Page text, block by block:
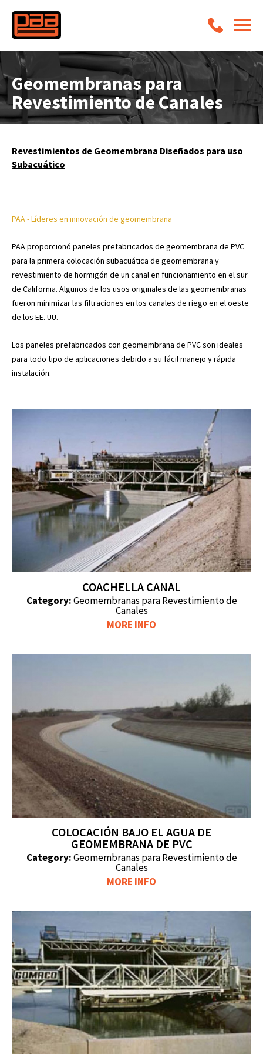
Geomembranas para
Revestimiento de Canales
Revestimientos de Geomembrana Diseñados para uso
Subacuático
PAA - Líderes en innovación de geomembrana
PAA proporcionó paneles prefabricados de geomembrana de PVC
para la primera colocación subacuática de geomembrana y
revestimiento de hormigón de un canal en funcionamiento en el sur
de California. Algunos de los usos originales de las geomembranas
fueron minimizar las filtraciones en los canales de riego en el oeste
de los EE. UU.
Los paneles prefabricados con geomembrana de PVC son ideales
para todo tipo de aplicaciones debido a su fácil manejo y rápida
instalación.
COACHELLA CANAL
Category:Geomembranas para Revestimiento de
Canales
MORE INFO
COLOCACIÓN BAJO EL AGUA DE
GEOMEMBRANA DE PVC
Category:Geomembranas para Revestimiento de
Canales
MORE INFO